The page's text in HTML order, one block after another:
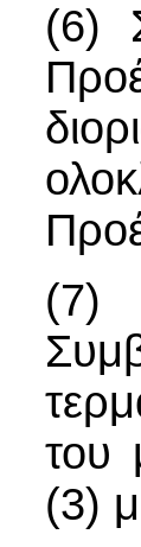
(6)
(7)
του
(3)